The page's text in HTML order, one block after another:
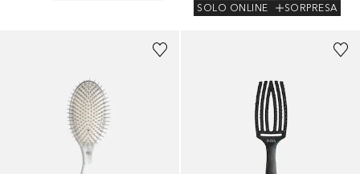
SOLO ONLINE
SORPRESA